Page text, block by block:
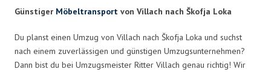
Günstiger Möbeltransport von Villach nach Škofja Loka
Du planst einen Umzug von Villach nach Škofja Loka und suchst
nach einem zuverlässigen und günstigen Umzugsunternehmen?
Dann bist du bei Umzugsmeister Ritter Villach genau richtig! Wir